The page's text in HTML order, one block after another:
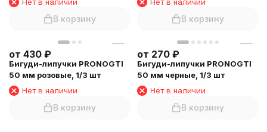
В корзину В корзину
от 430 ₽
Бигуди-липучки PRONOGTI
50 мм розовые, 1/3 шт
Нет в наличии
В корзину
от 270 ₽
Бигуди-липучки PRONOGTI
50 мм черные, 1/3 шт
Нет в наличии
В корзину